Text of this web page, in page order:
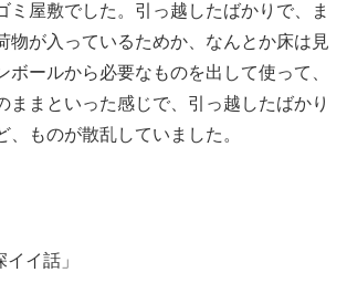
ミ屋敷でした。引っ越したばかりで、ま
物が入っているためか、なんとか床は見
ボールから必要なものを出して使って、
ままといった感じで、引っ越したばかり
、ものが散乱していました。
イ話」